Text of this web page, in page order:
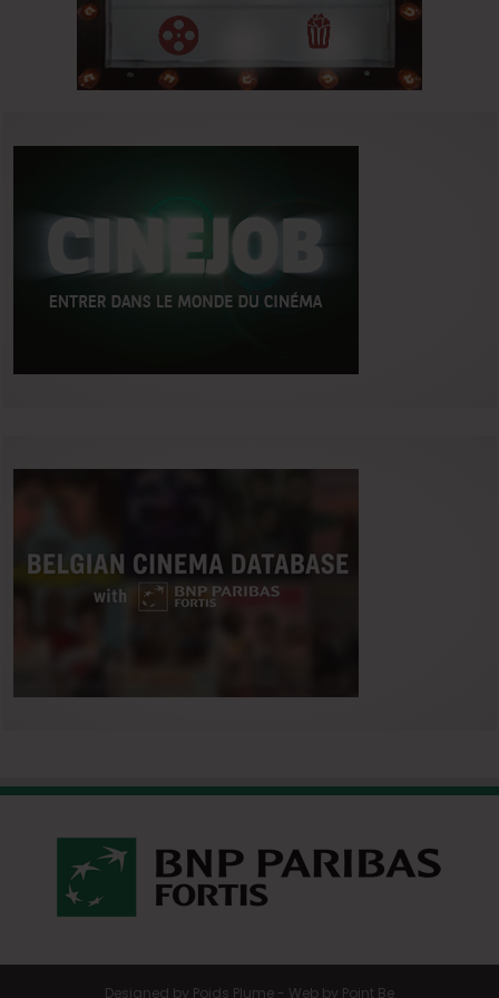
Designed by Poids Plume - Web by Point Be